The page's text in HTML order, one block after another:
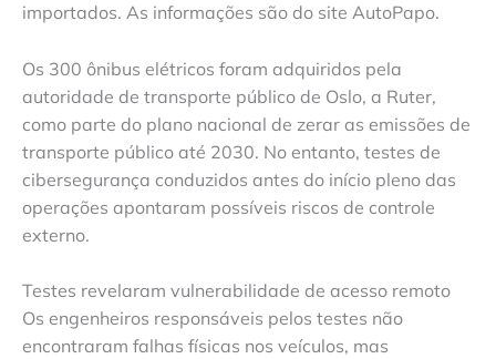
importados. As informações são do site AutoPapo.
Os 300 ônibus elétricos foram adquiridos pela
autoridade de transporte público de Oslo, a Ruter,
como parte do plano nacional de zerar as emissões de
transporte público até 2030. No entanto, testes de
cibersegurança conduzidos antes do início pleno das
operações apontaram possíveis riscos de controle
externo.
Testes revelaram vulnerabilidade de acesso remoto
Os engenheiros responsáveis pelos testes não
encontraram falhas físicas nos veículos, mas